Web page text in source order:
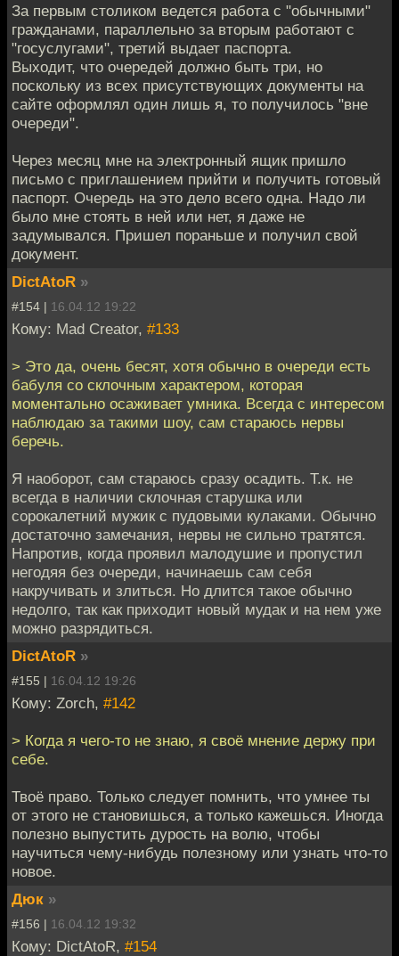
За первым столиком ведется работа с "обычными"
гражданами, параллельно за вторым работают с
"госуслугами", третий выдает паспорта.
Выходит, что очередей должно быть три, но
поскольку из всех присутствующих документы на
сайте оформлял один лишь я, то получилось "вне
очереди".
Через месяц мне на электронный ящик пришло
письмо с приглашением прийти и получить готовый
паспорт. Очередь на это дело всего одна. Надо ли
было мне стоять в ней или нет, я даже не
задумывался. Пришел пораньше и получил свой
документ.
DictAtoR »
#154 | 16.04.12 19:22
Кому: Mad Creator, #133
> Это да, очень бесят, хотя обычно в очереди есть
бабуля со склочным характером, которая
моментально осаживает умника. Всегда с интересом
наблюдаю за такими шоу, сам стараюсь нервы
беречь.
Я наоборот, сам стараюсь сразу осадить. Т.к. не
всегда в наличии склочная старушка или
сорокалетний мужик с пудовыми кулаками. Обычно
достаточно замечания, нервы не сильно тратятся.
Напротив, когда проявил малодушие и пропустил
негодяя без очереди, начинаешь сам себя
накручивать и злиться. Но длится такое обычно
недолго, так как приходит новый мудак и на нем уже
можно разрядиться.
DictAtoR »
#155 | 16.04.12 19:26
Кому: Zorch, #142
> Когда я чего-то не знаю, я своё мнение держу при
себе.
Твоё право. Только следует помнить, что умнее ты
от этого не становишься, а только кажешься. Иногда
полезно выпустить дурость на волю, чтобы
научиться чему-нибудь полезному или узнать что-то
новое.
Дюк »
#156 | 16.04.12 19:32
Кому: DictAtoR, #154